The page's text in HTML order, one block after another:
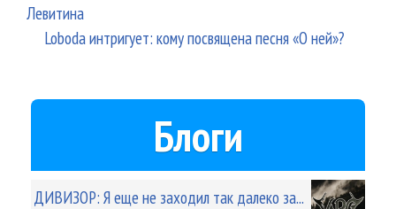
Левитина
Loboda интригует: кому посвящена песня «О ней»?
Блоги
ДИВИЗОР: Я еще не заходил так далеко за...